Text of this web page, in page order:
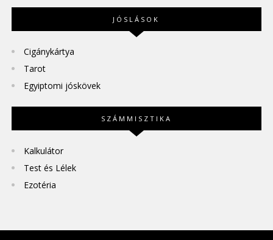
JÓSLÁSOK
Cigánykártya
Tarot
Egyiptomi jóskövek
SZÁMMISZTIKA
Kalkulátor
Test és Lélek
Ezotéria